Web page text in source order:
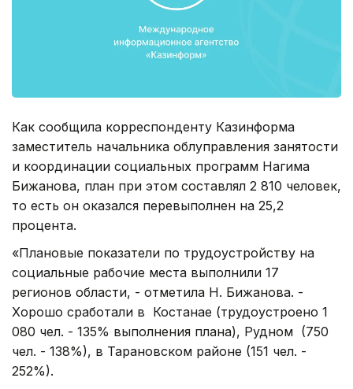
Как сообщила корреспонденту Казинформа
заместитель начальника облуправления занятости
и координации социальных программ Нагима
Бижанова, план при этом составлял 2 810 человек,
то есть он оказался перевыполнен на 25,2
процента.
«Плановые показатели по трудоустройству на
социальные рабочие места выполнили 17
регионов области, - отметила Н. Бижанова. -
Хорошо сработали в Костанае (трудоустроено 1
080 чел. - 135% выполнения плана), Рудном (750
чел. - 138%), в Тарановском районе (151 чел. -
252%).